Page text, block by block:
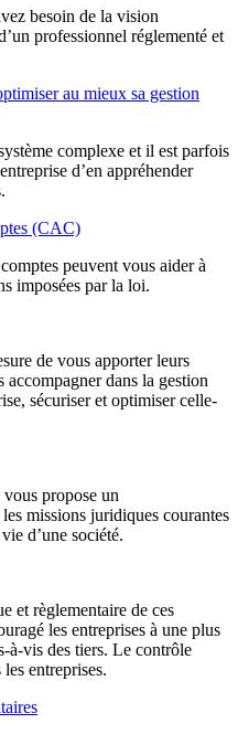
besoin de la vision
professionnel réglementé et
au mieux sa gestion
complexe et il est parfois
d’en appréhender
(CAC)
peuvent vous aider à
imposées par la loi.
de vous apporter leurs
accompagner dans la gestion
sécuriser et optimiser celle-
propose un
missions juridiques courantes
d’une société.
et règlementaire de ces
les entreprises à une plus
à-vis des tiers. Le contrôle
entreprises.